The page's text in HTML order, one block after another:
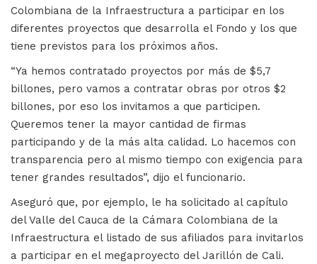
Colombiana de la Infraestructura a participar en los
diferentes proyectos que desarrolla el Fondo y los que
tiene previstos para los próximos años.
“Ya hemos contratado proyectos por más de $5,7
billones, pero vamos a contratar obras por otros $2
billones, por eso los invitamos a que participen.
Queremos tener la mayor cantidad de firmas
participando y de la más alta calidad. Lo hacemos con
transparencia pero al mismo tiempo con exigencia para
tener grandes resultados”, dijo el funcionario.
Aseguró que, por ejemplo, le ha solicitado al capítulo
del Valle del Cauca de la Cámara Colombiana de la
Infraestructura el listado de sus afiliados para invitarlos
a participar en el megaproyecto del Jarillón de Cali.